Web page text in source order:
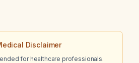
Disclaimer
for healthcare professionals.